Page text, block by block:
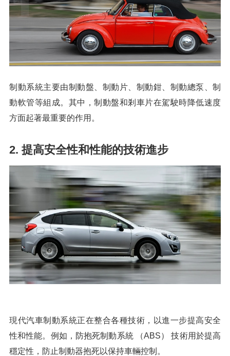
制動系統主要由制動盤、制動片、制動鉗、制動總泵、制
動軟管等組成。其中，制動盤和剎車片在駕駛時降低速度
方面起著最重要的作用。
2. 提高安全性和性能的技術進步
現代汽車制動系統正在整合各種技術，以進一步提高安全
性和性能。例如，防抱死制動系統 （ABS） 技術用於提高
穩定性，防止制動器抱死以保持車輛控制。